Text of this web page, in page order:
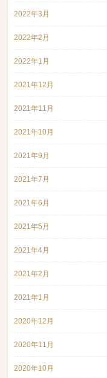
2022年3月
2022年2月
2022年1月
2021年12月
2021年11月
2021年10月
2021年9月
2021年7月
2021年6月
2021年5月
2021年4月
2021年2月
2021年1月
2020年12月
2020年11月
2020年10月